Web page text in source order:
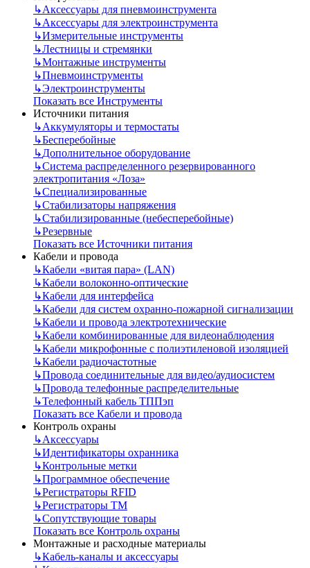
↳Аксессуары для пневмоинструмента
↳Аксессуары для электроинструмента
↳Измерительные инструменты
↳Лестницы и стремянки
↳Монтажные инструменты
↳Пневмоинструменты
↳Электроинструменты
Показать все Инструменты
Источники питания
↳Аккумуляторы и термостаты
↳Бесперебойные
↳Дополнительное оборудование
↳Система распределенного резервированного
электропитания «Лоза»
↳Специализированные
↳Стабилизаторы напряжения
↳Стабилизированные (небесперебойные)
↳Резервные
Показать все Источники питания
Кабели и провода
↳Кабели «витая пара» (LAN)
↳Кабели волоконно-оптические
↳Кабели для интерфейса
↳Кабели для систем охранно-пожарной сигнализации
↳Кабели и провода электротехнические
↳Кабели комбинированные для видеонаблюдения
↳Кабели микрофонные с полиэтиленовой изоляцией
↳Кабели радиочастотные
↳Провода соединительные для видео/аудиосистем
↳Провода телефонные распределительные
↳Телефонный кабель ТППэп
Показать все Кабели и провода
Контроль охраны
↳Аксессуары
↳Идентификаторы охранника
↳Контрольные метки
↳Программное обеспечение
↳Регистраторы RFID
↳Регистраторы ТМ
↳Сопутствующие товары
Показать все Контроль охраны
Монтажные и расходные материалы
↳Кабель-каналы и аксессуары